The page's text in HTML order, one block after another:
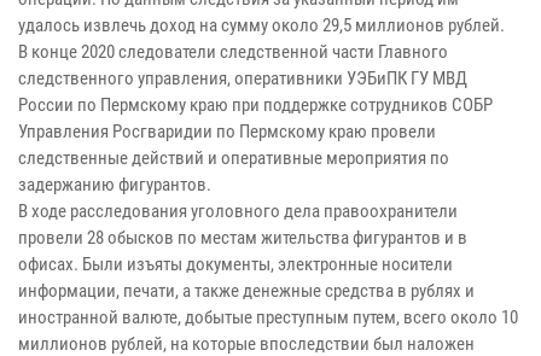
удалось извлечь доход на сумму около 29,5 миллионов рублей.
В конце 2020 следователи следственной части Главного
следственного управления, оперативники УЭБиПК ГУ МВД
России по Пермскому краю при поддержке сотрудников СОБР
Управления Росгваридии по Пермскому краю провели
следственные действий и оперативные мероприятия по
задержанию фигурантов.
В ходе расследования уголовного дела правоохранители
провели 28 обысков по местам жительства фигурантов и в
офисах. Были изъяты документы, электронные носители
информации, печати, а также денежные средства в рублях и
иностранной валюте, добытые преступным путем, всего около 10
миллионов рублей, на которые впоследствии был наложен